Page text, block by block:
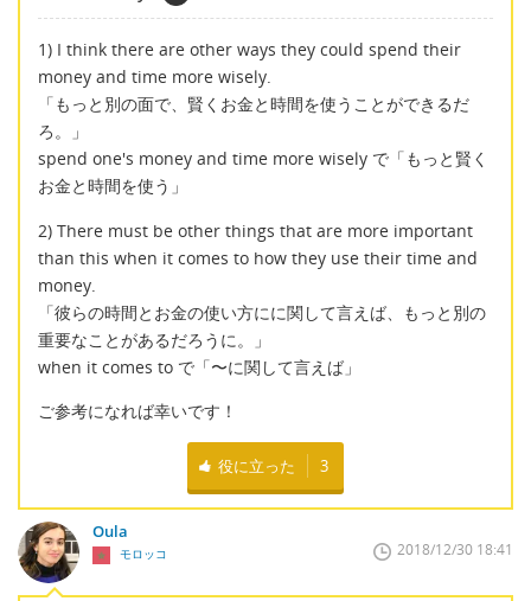
1) I think there are other ways they could spend their
money and time more wisely.
「もっと別の面で、賢くお金と時間を使うことができるだ
ろ。」
spend one's money and time more wisely で「もっと賢く
お金と時間を使う」
2) There must be other things that are more important
than this when it comes to how they use their time and
money.
「彼らの時間とお金の使い方にに関して言えば、もっと別の
重要なことがあるだろうに。」
when it comes to で「〜に関して言えば」
ご参考になれば幸いです！
役に立った 3
Oula
モロッコ 2018/12/30 18:41